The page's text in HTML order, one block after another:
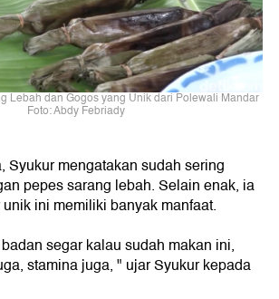
Lebah dan Gogos yang Unik dari Polewali Mandar
Foto: Abdy Febriady
Syukur mengatakan sudah sering
pepes sarang lebah. Selain enak, ia
ini memiliki banyak manfaat.
segar kalau sudah makan ini,
stamina juga, " ujar Syukur kepada